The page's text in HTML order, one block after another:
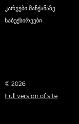
კარვები მანქანაზე
საბუქსირეები
© 2026
Full version of site